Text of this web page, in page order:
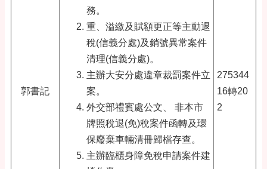
郭書記
務。
重、溢繳及賦額更正等主動退
稅(信義分處)及銷號異常案件
清理(信義分處)。
主辦大安分處違章裁罰案件立
案。
外交部禮賓處公文
非本市
牌照稅退(免)稅案件函轉及環
保廢棄車輛清冊歸檔存查。
主辦臨櫃身障免稅申請案件建
275344
16轉20
2